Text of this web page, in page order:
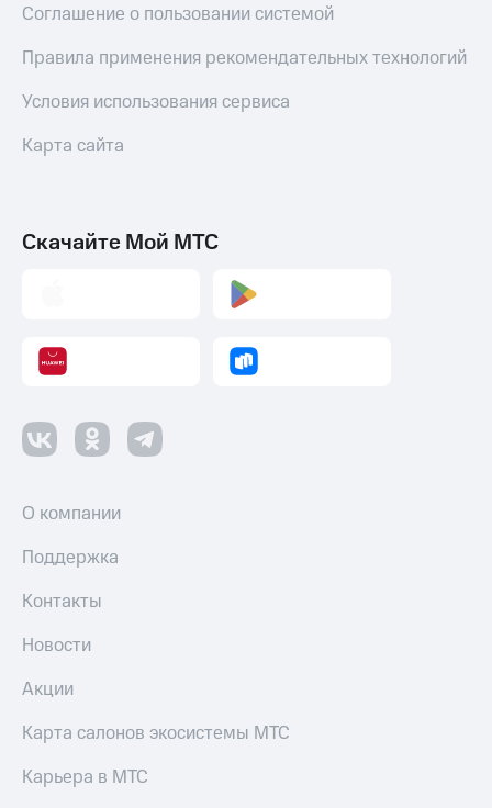
Соглашение о пользовании системой
Правила применения рекомендательных технологий
Условия использования сервиса
Карта сайта
Скачайте Мой МТС
О компании
Поддержка
Контакты
Новости
Акции
Карта салонов экосистемы МТС
Карьера в МТС